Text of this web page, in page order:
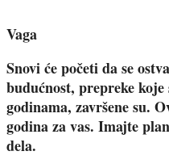
Vaga
Snovi će početi da se
budućnost, prepreke
godinama, završene su.
godina za vas. Imajte
dela.